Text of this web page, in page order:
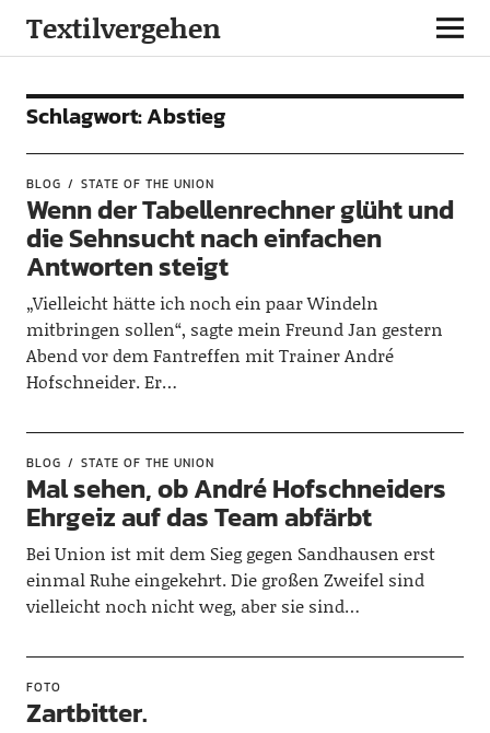
Textilvergehen
Schlagwort:Abstieg
BLOG STATE OF THE UNION
Wenn der Tabellenrechner glüht und
die Sehnsucht nach einfachen
Antworten steigt
„Vielleicht hätte ich noch ein paar Windeln
mitbringen sollen“, sagte mein Freund Jan gestern
Abend vor dem Fantreffen mit Trainer André
Hofschneider. Er…
BLOG STATE OF THE UNION
Mal sehen, ob André Hofschneiders
Ehrgeiz auf das Team abfärbt
Bei Union ist mit dem Sieg gegen Sandhausen erst
einmal Ruhe eingekehrt. Die großen Zweifel sind
vielleicht noch nicht weg, aber sie sind…
FOTO
Zartbitter.